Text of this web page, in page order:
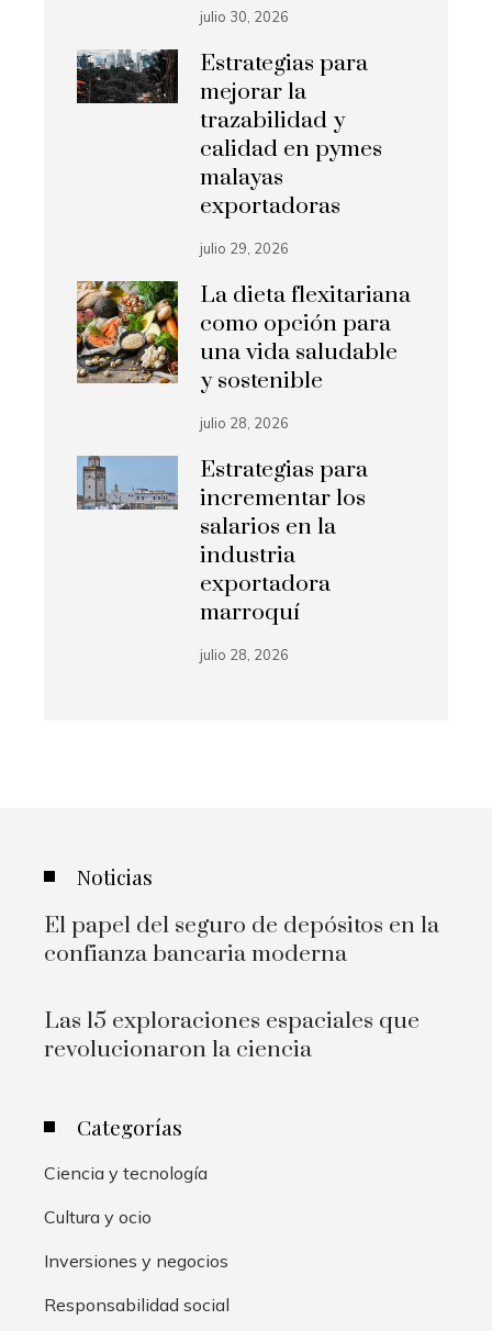
julio 30, 2026
Estrategias para
mejorar la
trazabilidad y
calidad en pymes
malayas
exportadoras
julio 29, 2026
La dieta flexitariana
como opción para
una vida saludable
y sostenible
julio 28, 2026
Estrategias para
incrementar los
salarios en la
industria
exportadora
marroquí
julio 28, 2026
Noticias
El papel del seguro de depósitos en la
confianza bancaria moderna
Las 15 exploraciones espaciales que
revolucionaron la ciencia
Categorías
Ciencia y tecnología
Cultura y ocio
Inversiones y negocios
Responsabilidad social